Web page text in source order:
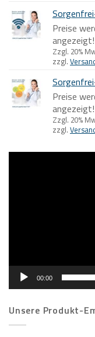
Preise
Zzgl. 20%
zzgl.
Preise
Zzgl. 20%
zzgl.
00:00
Unsere Produkt-